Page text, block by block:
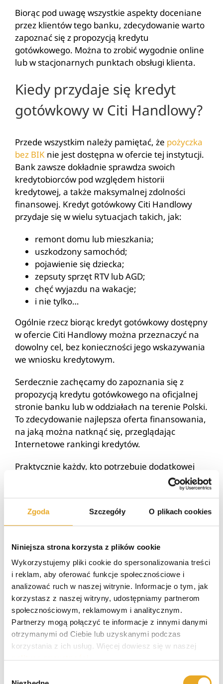
Zgoda Szczegóły O plikach cookies
Niniejsza strona korzysta z plików cookie
Wykorzystujemy pliki cookie do spersonalizowania treści
i reklam, aby oferować funkcje społecznościowe i
analizować ruch w naszej witrynie. Informacje o tym, jak
korzystasz z naszej witryny, udostępniamy partnerom
społecznościowym, reklamowym i analitycznym.
Partnerzy mogą połączyć te informacje z innymi danymi
otrzymanymi od Ciebie lub uzyskanymi podczas
korzystania z ich usług. Więcej dowiesz się w naszej
Biorąc pod uwagę wszystkie aspekty doceniane
przez klientów tego banku, zdecydowanie warto
zapoznać się z propozycją kredytu
gotówkowego. Można to zrobić wygodnie online
lub w stacjonarnych punktach obsługi klienta.
Kiedy przydaje się kredyt
gotówkowy w Citi Handlowy?
Przede wszystkim należy pamiętać, że pożyczka
bez BIK nie jest dostępna w ofercie tej instytucji.
Bank zawsze dokładnie sprawdza swoich
kredytobiorców pod względem historii
kredytowej, a także maksymalnej zdolności
finansowej. Kredyt gotówkowy Citi Handlowy
przydaje się w wielu sytuacjach takich, jak:
remont domu lub mieszkania;
uszkodzony samochód;
pojawienie się dziecka;
zepsuty sprzęt RTV lub AGD;
chęć wyjazdu na wakacje;
i nie tylko…
Ogólnie rzecz biorąc kredyt gotówkowy dostępny
w ofercie Citi Handlowy można przeznaczyć na
dowolny cel, bez konieczności jego wskazywania
we wniosku kredytowym.
Serdecznie zachęcamy do zapoznania się z
propozycją kredytu gotówkowego na oficjalnej
stronie banku lub w oddziałach na terenie Polski.
To zdecydowanie najlepsza oferta finansowania,
na jaką można natknąć się, przeglądając
Internetowe rankingi kredytów.
Praktycznie każdy, kto potrzebuje dodatkowej
gotówki, może wygodnie złożyć wniosek i
bankowy otrzyma środki natychmiast po
podpisaniu umowy z bankiem.
Podobne wpisy